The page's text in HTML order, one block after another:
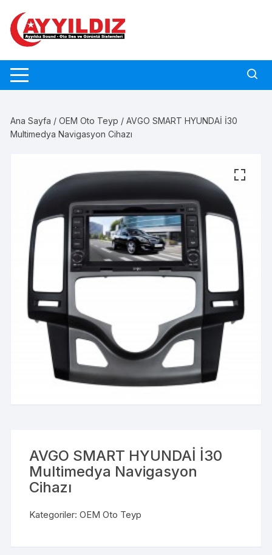
content
Ana Sayfa /OEM Oto Teyp / AVGO SMART HYUNDAİ İ30
Multimedya Navigasyon Cihazı
AVGO SMART HYUNDAİ İ30
Multimedya Navigasyon
Cihazı
Kategoriler:OEM Oto Teyp